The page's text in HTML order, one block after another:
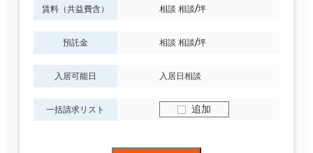
賃料（共益費含） 相談 相談/坪
預託金 相談 相談/坪
入居可能日 入居日相談
一括請求リスト 追加